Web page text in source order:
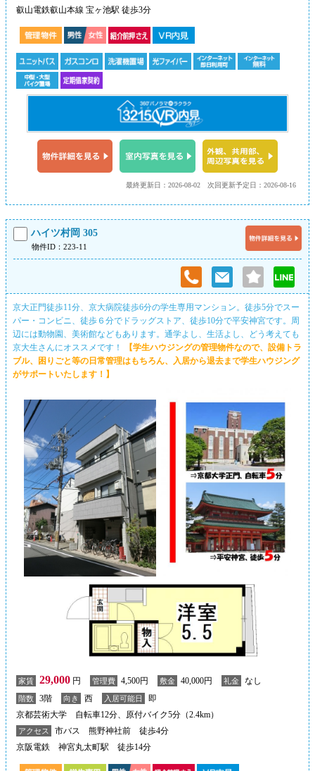
叡山電鉄叡山本線 宝ヶ池駅 徒歩3分
次回更新予定日：2026-08-16
最終更新日：2026-08-02
ハイツ村岡 305
物件ID：223-11
京大正門徒歩11分、京大病院徒歩6分の学生専用マンション。徒歩5分でスー
パー・コンビニ、徒歩６分でドラッグストア、徒歩10分で平安神宮です。周
辺には動物園、美術館などもあります。通学よし、生活よし、どう考えても
京大生さんにオススメです！
【学生ハウジングの管理物件なので、設備トラ
ブル、困りごと等の日常管理はもちろん、入居から退去まで学生ハウジング
がサポートいたします！】
家賃 29,000 円 管理費 4,500円 敷金 40,000円 礼金 なし
階数 3階 向き 西 入居可能日
即
京都芸術大学 自転車12分、原付バイク5分（2.4km）
アクセス
市バス 熊野神社前 徒歩4分
京阪電鉄 神宮丸太町駅 徒歩14分